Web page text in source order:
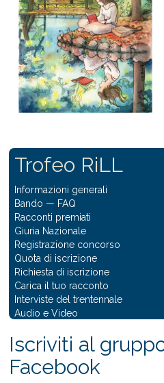
Trofeo RiLL
Informazioni generali
Bando — FAQ
Racconti premiati
Giuria Nazionale
Registrazione concorso
Quota di iscrizione
Richiesta di iscrizione
Carica il tuo racconto
Interviste del trentennale
Audio e Video
Iscriviti al
Facebook